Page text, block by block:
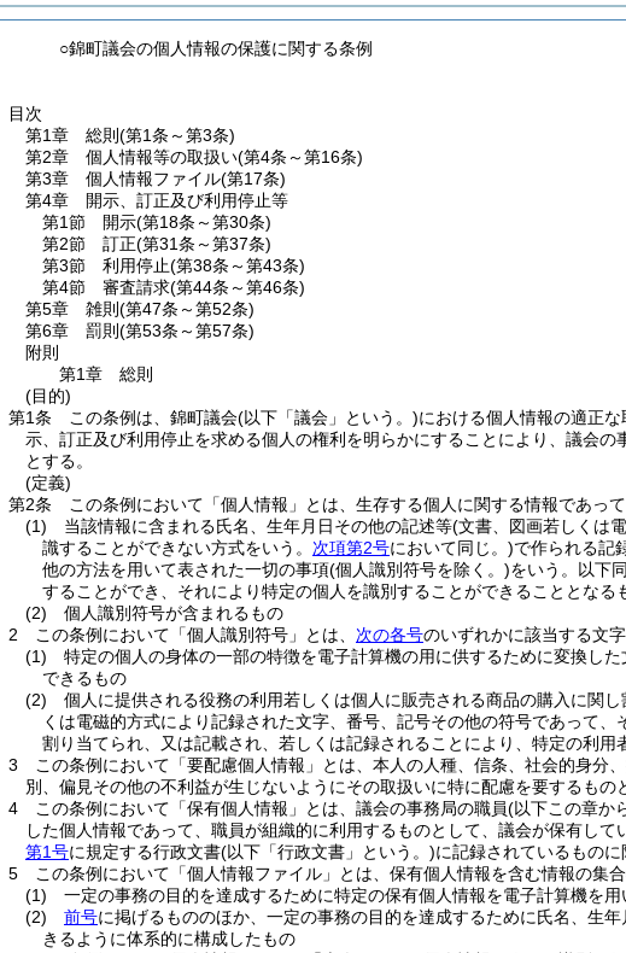
○錦町議会の個人情報の保護に関する条例
目次
第1章
総則 (第1条～第3条)
第2章
個人情報等の取扱い(第4条～第16条)
第3章
個人情報ファイル(第17条)
第4章
開示、訂正及び利用停止等
第1節
開示(第18条～第30条)
第2節
訂正(第31条～第37条)
第3節
利用停止(第38条～第43条)
第4節
審査請求(第44条～第46条)
第5章
雑則 (第47条～第52条)
第6章
罰則 (第53条～第57条)
附則
第1章
総則
(目的)
第1条
この条例は、錦町議会(以下「議会」という。)における個人情報の適正
示、訂正及び利用停止を求める個人の権利を明らかにすることにより、議会
とする。
(定義)
第2条
この条例において「個人情報」とは、生存する個人に関する情報であって
(1)
当該情報に含まれる氏名、生年月日その他の記述等(文書、図画若しくは
識することができない方式をいう。 次項第2号において同じ。)で作られる記
他の方法を用いて表された一切の事項(個人識別符号を除く。)をいう。以下
することができ、それにより特定の個人を識別することができることとなる
(2)
個人識別符号が含まれるもの
2
この条例において「個人識別符号」とは、 次の各号のいずれかに該当する文
(1)
特定の個人の身体の一部の特徴を電子計算機の用に供するために変換し
できるもの
(2)
個人に提供される役務の利用若しくは個人に販売される商品の購入に関
くは電磁的方式により記録された文字、番号、記号その他の符号であって
割り当てられ、又は記載され、若しくは記録されることにより、特定の利
3
この条例において「要配慮個人情報」とは、本人の人種、信条、社会的身
別、偏見その他の不利益が生じないようにその取扱いに特に配慮を要するもの
4
この条例において「保有個人情報」とは、議会の事務局の職員(以下この章か
した個人情報であって、職員が組織的に利用するものとして、議会が保有して
第1号に規定する行政文書(以下「行政文書」という。)に記録されているものに
5
この条例において「個人情報ファイル」とは、保有個人情報を含む情報の集
(1)
一定の事務の目的を達成するために特定の保有個人情報を電子計算機を
(2)
前号に掲げるもののほか、一定の事務の目的を達成するために氏名、生
きるように体系的に構成したもの